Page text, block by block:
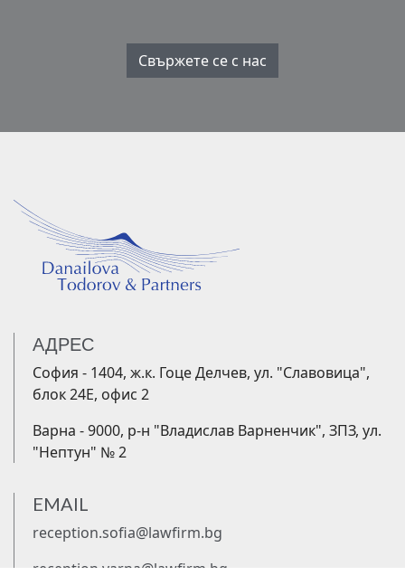
Свържете се с нас
АДРЕС
София - 1404, ж.к. Гоце Делчев, ул. "Славовица",
блок 24Е, офис 2
Варна - 9000, р-н "Владислав Варненчик", ЗПЗ, ул.
"Нептун" № 2
EMAIL
reception.sofia@lawfirm.bg
reception.varna@lawfirm.bg